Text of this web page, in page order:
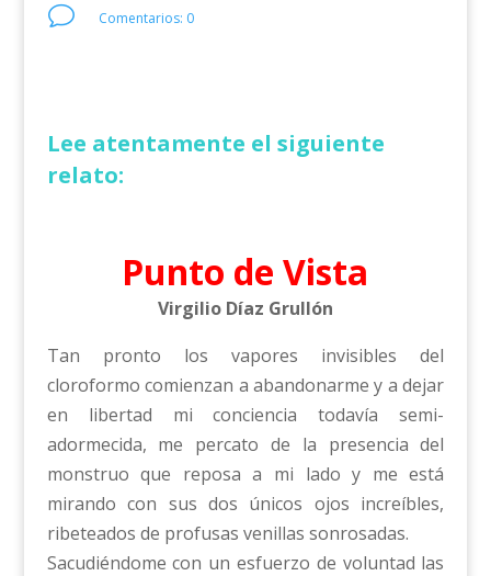
v Comentarios: 0
Lee atentamente el siguiente
relato:
Punto de Vista
Virgilio Díaz Grullón
Tan pronto los vapores invisibles del
cloroformo comienzan a abandonarme y a dejar
en libertad mi conciencia todavía semi-
adormecida, me percato de la presencia del
monstruo que reposa a mi lado y me está
mirando con sus dos únicos ojos increíbles,
ribeteados de profusas venillas sonrosadas.
Sacudiéndome con un esfuerzo de voluntad las